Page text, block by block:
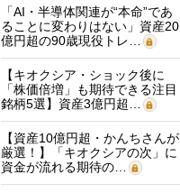
「AI・半導体関連が“本命”であ
ることに変わりはない」資産20
億円超の90歳現役トレ…
【キオクシア・ショック後に
「株価倍増」も期待できる注目
銘柄5選】資産3億円超…
【資産10億円超・かんちさんが
厳選！】「キオクシアの次」に
資金が流れる期待の…